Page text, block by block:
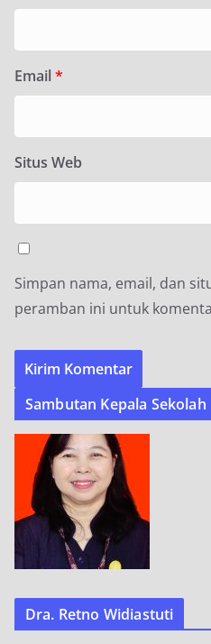
Email *
Situs Web
Simpan nama, email, dan
peramban ini untuk
Sambutan Kepala Sekolah
Dra. Retno Widiastuti